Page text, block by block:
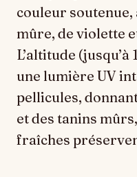
couleur soutenue,
mûre, de violette
L’altitude
une lumière UV
pellicules,
et des tanins
fraîches